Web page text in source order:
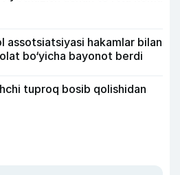
assotsiatsiyasi hakamlar bilan
bo‘yicha bayonot berdi
tuproq bosib qolishidan